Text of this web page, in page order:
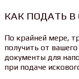
КАК ПОДАТЬ В
По крайней мере,
получить от
документы для
при подаче